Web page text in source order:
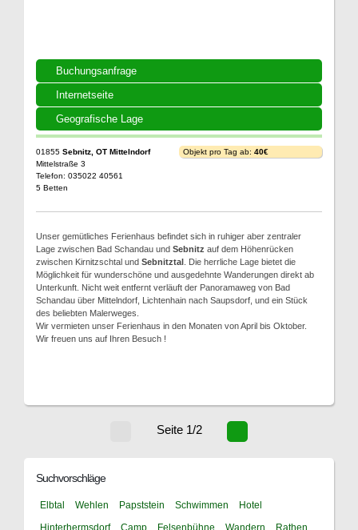
Buchungsanfrage
Internetseite
Geografische Lage
01855 Sebnitz, OT Mittelndorf
Mittelstraße 3
Telefon: 035022 40561
5 Betten
Objekt pro Tag ab: 40€
Unser gemütliches Ferienhaus befindet sich in ruhiger aber zentraler
Lage zwischen Bad Schandau und Sebnitz auf dem Höhenrücken
zwischen Kirnitzschtal und Sebnitztal . Die herrliche Lage bietet die
Möglichkeit für wunderschöne und ausgedehnte Wanderungen direkt ab
Unterkunft. Nicht weit entfernt verläuft der Panoramaweg von Bad
Schandau über Mittelndorf, Lichtenhain nach Saupsdorf, und ein Stück
des beliebten Malerweges.
Wir vermieten unser Ferienhaus in den Monaten von April bis Oktober.
Wir freuen uns auf Ihren Besuch !
Seite 1/2
Suchvorschläge
Elbtal Wehlen Papststein Schwimmen
Hotel
Hinterhermsdorf
Camp Felsenbühne Wandern Rathen